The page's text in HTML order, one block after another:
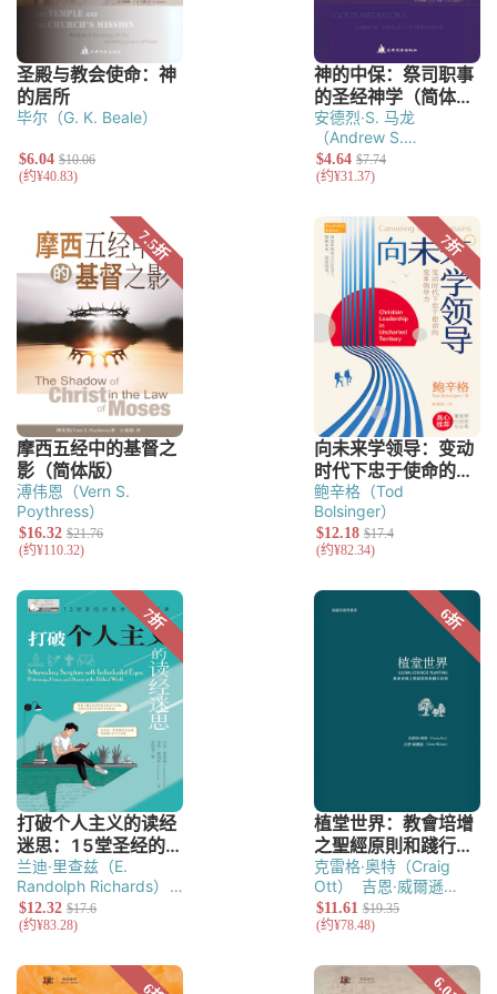
毕尔（G. K. Beale）
安德烈·S. 马龙
（Andrew S.
Malone）
溥伟恩（Vern S.
Poythress）
鲍辛格（Tod
Bolsinger）
兰迪·里查兹（E.
Randolph Richards）
里奇·詹姆斯（Richard
James）
克雷格·奥特（Craig
Ott）
吉恩·威爾遜
（Gene Wilson）